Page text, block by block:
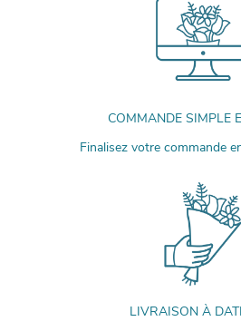
COMMANDE SIMPLE
Finalisez votre commande
LIVRAISON À